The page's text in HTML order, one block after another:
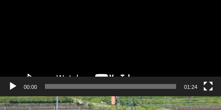
00:00 01:24